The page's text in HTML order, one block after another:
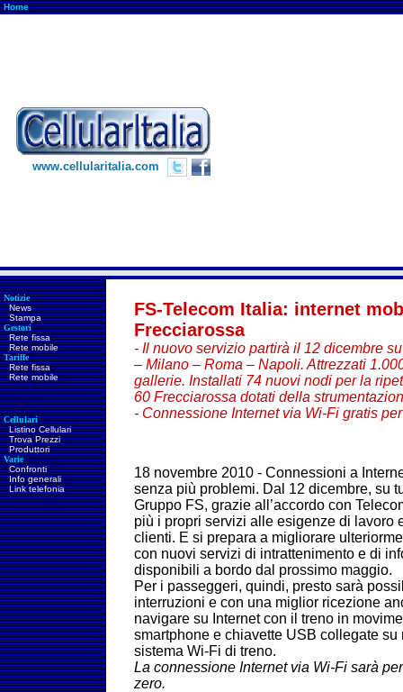
Home
www.cellularitalia.com
Notizie
News
Stampa
Gestori
Rete fissa
Rete mobile
Tariffe
Rete fissa
Rete mobile
Cellulari
Listino Cellulari
Trova Prezzi
Produttori
Varie
Confronti
Info generali
Link telefonia
FS-Telecom Italia: internet
Frecciarossa
- Il nuovo servizio partirà il 12 dicembre
– Milano – Roma – Napoli. Attrezzati
gallerie. Installati 74 nuovi nodi per la
60 Frecciarossa dotati della
- Connessione Internet via Wi-Fi gratis
18 novembre 2010 - Connessioni a
senza più problemi. Dal 12 dicembre, su
Gruppo FS, grazie all’accordo con
più i propri servizi alle esigenze di lavoro
clienti. E si prepara a migliorare
con nuovi servizi di intrattenimento e di
disponibili a bordo dal prossimo maggio.
Per i passeggeri, quindi, presto sarà
interruzioni e con una miglior ricezione
navigare su Internet con il treno in
smartphone e chiavette USB collegate su
sistema Wi-Fi di treno.
La connessione Internet via Wi-Fi sarà
zero.